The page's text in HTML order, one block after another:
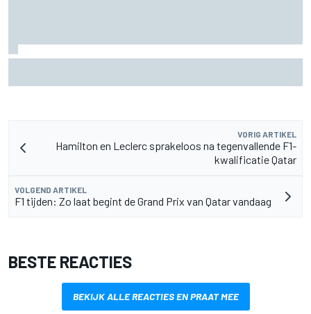
VORIG ARTIKEL
Hamilton en Leclerc sprakeloos na tegenvallende F1-
kwalificatie Qatar
VOLGEND ARTIKEL
F1 tijden: Zo laat begint de Grand Prix van Qatar vandaag
BESTE REACTIES
BEKIJK ALLE REACTIES EN PRAAT MEE